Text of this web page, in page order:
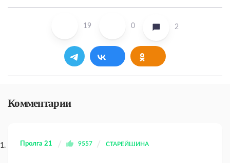
19 0 2
Комментарии
Пролга 21 9557 СТАРЕЙШИНА